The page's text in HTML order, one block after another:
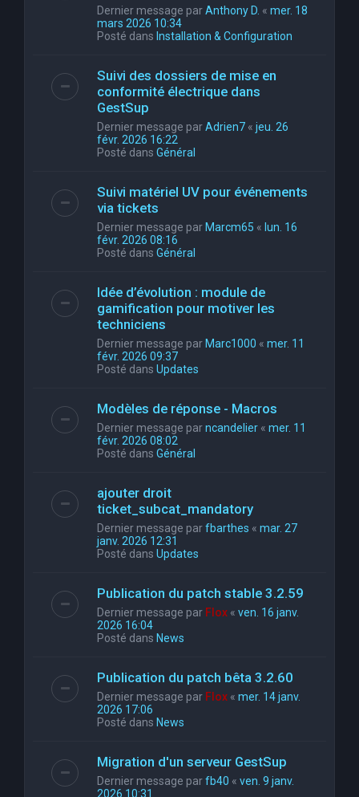
Dernier message parAnthony D. « mer. 18
mars 2026 10:34
Posté dans Installation & Configuration
Suivi des dossiers de mise en
conformité électrique dans
GestSup
Dernier message parAdrien7 « jeu. 26
févr. 2026 16:22
Posté dans Général
Suivi matériel UV pour événements
via tickets
Dernier message parMarcm65 « lun. 16
févr. 2026 08:16
Posté dans Général
Idée d’évolution : module de
gamification pour motiver les
techniciens
Dernier message parMarc1000 « mer. 11
févr. 2026 09:37
Posté dans Updates
Modèles de réponse - Macros
Dernier message parncandelier « mer. 11
févr. 2026 08:02
Posté dans Général
ajouter droit
ticket_subcat_mandatory
Dernier message parfbarthes « mar. 27
janv. 2026 12:31
Posté dans Updates
Publication du patch stable 3.2.59
Dernier message par Flox « ven. 16 janv.
2026 16:04
Posté dans News
Publication du patch bêta 3.2.60
Dernier message par Flox « mer. 14 janv.
2026 17:06
Posté dans News
Migration d'un serveur GestSup
Dernier message parfb40 « ven. 9 janv.
2026 10:31